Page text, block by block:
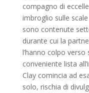
compagno di
imbroglio sulle
sono contenute
durante cui la
l’hanno colpo
conveniente lista
Clay comincia ad
solo, rischia di